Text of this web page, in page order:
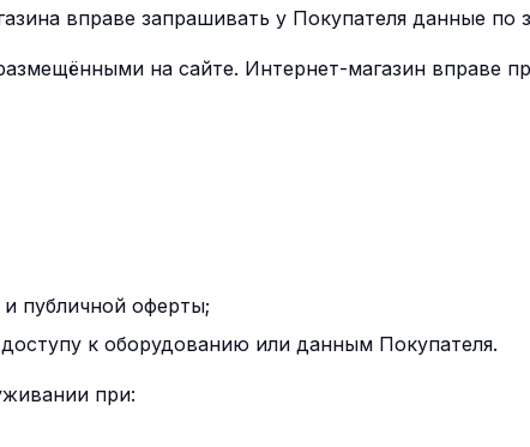
вправе запрашивать у Покупателя данные по
на сайте. Интернет-магазин вправе
публичной оферты;
к оборудованию или данным Покупателя.
при: